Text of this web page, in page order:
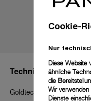
Technische Details
Goldtech™ poliert,
Cookie-
Nur
Diese Website
ähnliche
die
Wir
Dienste